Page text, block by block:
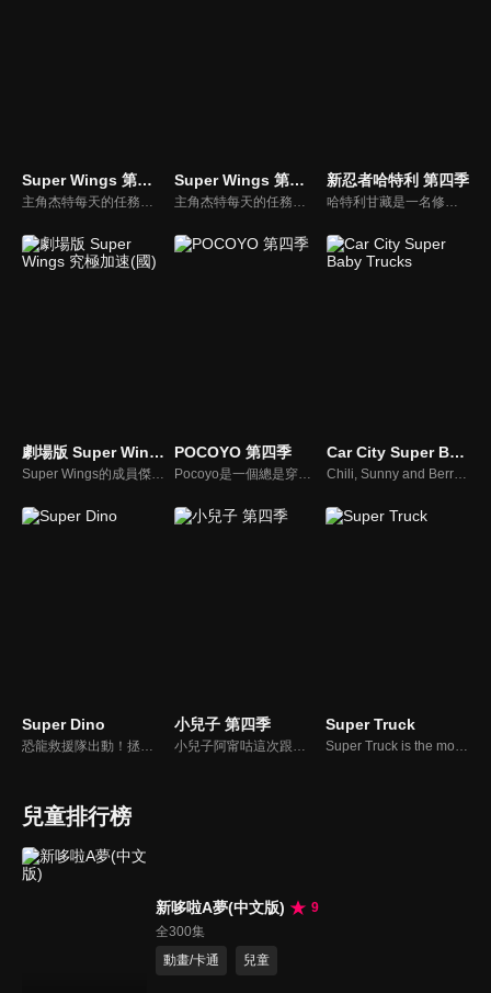
Super Wings 第三季
主角杰特每天的任務就是為世界各地的小朋友運送包裹，但杰特每次的任務都會遇到新的挑戰，快跟著一群傑出的Super Wings到世界各地去幫助大家，體驗最驚奇的冒險吧！
Super Wings 第五季
主角杰特每天的任務就是為世界各地的小朋友運送包裹，但杰特每次的任務都會遇到新的挑戰，快跟著一群傑出的Super Wings到世界各地去幫助大家，體驗最驚奇的冒險吧！
新忍者哈特利 第四季
哈特利甘藏是一名修行的伊賀流少年忍者，從伊賀到東京市區，並寄居在三葉家。作品描述哈特利與家中獨子健一的友情等，並介紹許多忍術，由於忍者出現在現代社會而引來騷動，亦牽涉到兩大忍者流派—伊賀流與甲賀流的對立。
劇場版 Super Wings 究極加速(國)
Super Wings的成員傑特是世界上最快的飛機，但他不只是願意送快遞。他希望像其他Super Wings隊友一樣受歡迎。當比利·威利綁架了一群無辜的人質時，傑特決定幫助人類女孩菲菲救出她母親…
POCOYO 第四季
Pocoyo是一個總是穿著藍色衣服、對世界充滿好奇心的活潑小男孩，他喜歡嘗試新鮮的事物，身邊也圍繞了許多和他一樣聰明可愛的好朋友。節目中的Pocoyo帶領著欣賞節目的小朋友與他一起開心遊戲，當Pocoyo遇到困難時和他一起解決，並從中學習不同的事物。
Car City Super Baby Trucks
Chili, Sunny and Berry are three cute baby cars. Every day, they go around Car City to meet its inhabitants and discover new activities... to have fun, learn and grow up !
Super Dino
恐龍救援隊出動！拯救陷入危險的恐龍朋友們！ 為了拯救陷入危險的恐龍朋友們，恐龍救援隊就此組成！成員包括迪諾、凱菈、哈利、班尼、飛飛，以及擔任指揮官的天才少女喬伊。這個超萌的恐龍救援隊能成功拯救恐龍朋友並維護蹦蹦島的和平嗎？
小兒子 第四季
小兒子阿甯咕這次跟他那糊裡糊塗但又充滿一顆溫暖之心的爸爸駱爸鼻發展爆笑又精彩的故事呢？ 這次更開始展開了與同學多采多姿的校園生活，在大人不在家的時候，與大頭兩人享受了小孩在家的歡樂時刻，以及在學校，發現了長滿毛毛腿的蜘蛛，展開與同學偷偷豢養的計畫。
Super Truck
Super Truck is the most surprising truck of Car City. Whenever a vehicle is in danger and cannot do his truck job, Super Truck transforms himself and saves the day ! Follow Super truck, Car City's greatest hero in his amazing adventures.
兒童排行榜
新哆啦A夢(中文版)
9
全300集
動畫/卡通
兒童